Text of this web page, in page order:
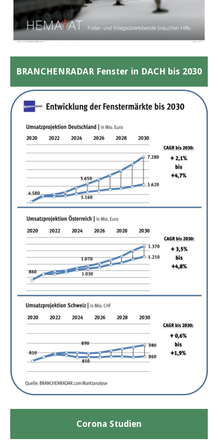
BRANCHENRADAR Fenster in DACH bis 2030
Corona Studien